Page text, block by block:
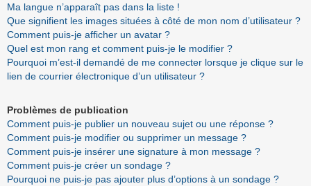
Ma langue n’apparaît pas dans la liste !
Que signifient les images situées à côté de mon nom d’utilisateur ?
Comment puis-je afficher un avatar ?
Quel est mon rang et comment puis-je le modifier ?
Pourquoi m’est-il demandé de me connecter lorsque je clique sur le
lien de courrier électronique d’un utilisateur ?
Problèmes de publication
Comment puis-je publier un nouveau sujet ou une réponse ?
Comment puis-je modifier ou supprimer un message ?
Comment puis-je insérer une signature à mon message ?
Comment puis-je créer un sondage ?
Pourquoi ne puis-je pas ajouter plus d’options à un sondage ?